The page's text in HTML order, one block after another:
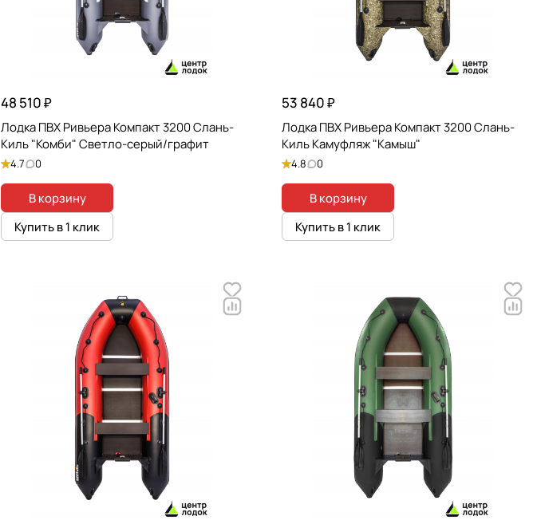
48 510 ₽
Лодка ПВХ Ривьера Компакт 3200 Слань-
Киль "Комби" Светло-серый/графит
4.7 0
В корзину
Купить в 1 клик
53 840 ₽
Лодка ПВХ Ривьера Компакт 3200 Слань-
Киль Камуфляж "Камыш"
4.8 0
В корзину
Купить в 1 клик